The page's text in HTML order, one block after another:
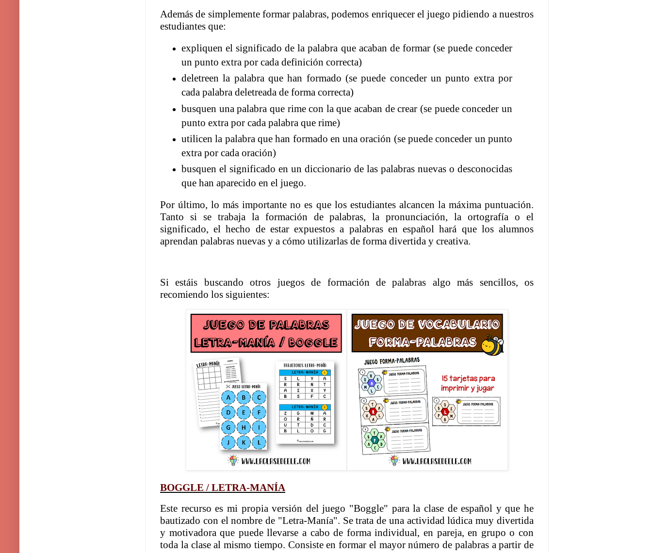
Además de simplemente formar palabras, podemos enriquecer el juego pidiendo a nuestros
estudiantes que:
expliquen el significado de la palabra que acaban de formar (se puede conceder
un punto extra por cada definición correcta)
deletreen la palabra que han formado (se puede conceder un punto extra por
cada palabra deletreada de forma correcta)
busquen una palabra que rime con la que acaban de crear (se puede conceder un
punto extra por cada palabra que rime)
utilicen la palabra que han formado en una oración (se puede conceder un punto
extra por cada oración)
busquen el significado en un diccionario de las palabras nuevas o desconocidas
que han aparecido en el juego.
Por último, lo más importante no es que los estudiantes alcancen la máxima puntuación.
Tanto si se trabaja la formación de palabras, la pronunciación, la ortografía o el
significado, el hecho de estar expuestos a palabras en español hará que los alumnos
aprendan palabras nuevas y a cómo utilizarlas de forma divertida y creativa.
Si estáis buscando otros juegos de formación de palabras algo más sencillos, os
recomiendo los siguientes:
BOGGLE / LETRA-MANÍA
Este recurso es mi propia versión del juego "Boggle" para la clase de español y que he
bautizado con el nombre de "Letra-Manía". Se trata de una actividad lúdica muy divertida
y motivadora que puede llevarse a cabo de forma individual, en pareja, en grupo o con
toda la clase al mismo tiempo. Consiste en formar el mayor número de palabras a partir de